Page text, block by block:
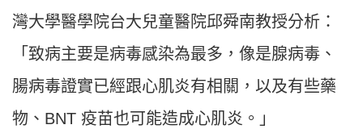
灣大學醫學院台大兒童醫院邱舜南教授分析：
「致病主要是病毒感染為最多，像是腺病毒、
腸病毒證實已經跟心肌炎有相關，以及有些藥
物、BNT 疫苗也可能造成心肌炎。」